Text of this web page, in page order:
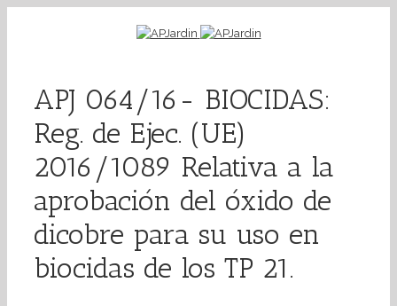
APJ 064/16- BIOCIDAS:
Reg. de Ejec. (UE)
2016/1089 Relativa a la
aprobación del óxido de
dicobre para su uso en
biocidas de los TP 21.